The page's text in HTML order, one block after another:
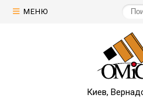
МЕНЮ
Киев,